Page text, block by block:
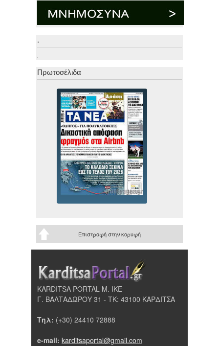
.
Πρωτοσέλιδα
Επιστροφή στην κορυφή
KARDITSA PORTAL Μ. ΙΚΕ
Γ. ΒΑΛΤΑΔΩΡΟΥ 31 - ΤΚ: 43100 ΚΑΡΔΙΤΣΑ
Τηλ: (+30) 24410 72888
e-mail: karditsaportal@gmail.com